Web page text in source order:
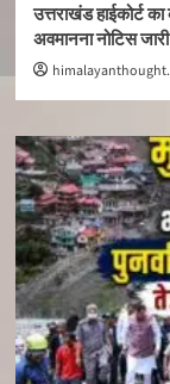
उत्तराखंड हाईकोर्ट
अवमानना नोटिस जारी